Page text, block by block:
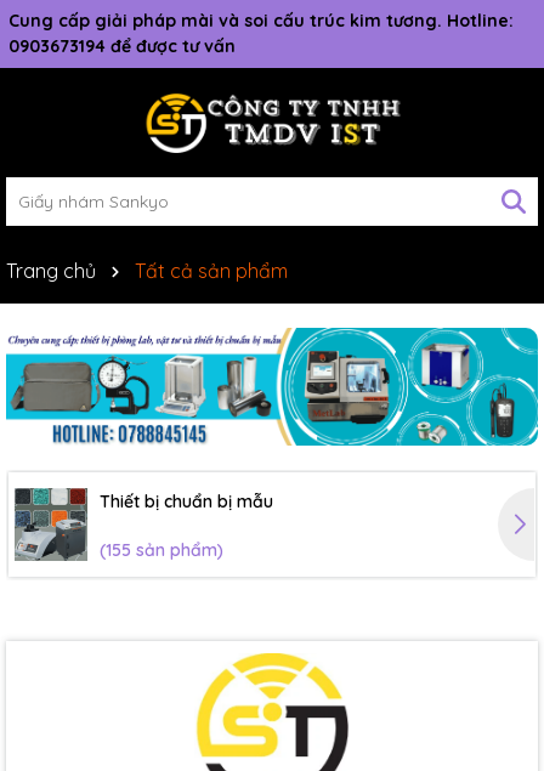
Cung cấp giải pháp mài và soi cấu trúc kim tương. Hotline:
0903673194 để được tư vấn
Trang chủ Tất cả sản phẩm
Thiết bị chuẩn bị mẫu
(155 sản phẩm)